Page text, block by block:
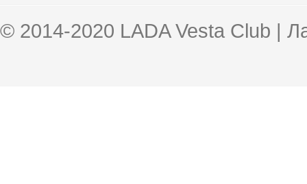
© 2014-2020 LADA Vesta Club |